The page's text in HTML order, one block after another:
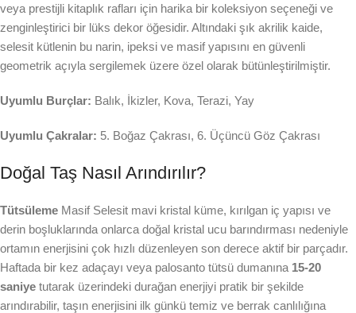
veya prestijli kitaplık rafları için harika bir koleksiyon seçeneği ve
zenginleştirici bir lüks dekor öğesidir. Altındaki şık akrilik kaide,
selesit kütlenin bu narin, ipeksi ve masif yapısını en güvenli
geometrik açıyla sergilemek üzere özel olarak bütünleştirilmiştir.
Uyumlu Burçlar: Balık, İkizler, Kova, Terazi, Yay
Uyumlu Çakralar: 5. Boğaz Çakrası, 6. Üçüncü Göz Çakrası
Doğal Taş Nasıl Arındırılır?
Tütsüleme Masif Selesit mavi kristal küme, kırılgan iç yapısı ve
derin boşluklarında onlarca doğal kristal ucu barındırması nedeniyle
ortamın enerjisini çok hızlı düzenleyen son derece aktif bir parçadır.
Haftada bir kez adaçayı veya palosanto tütsü dumanına 15-20
saniye tutarak üzerindeki durağan enerjiyi pratik bir şekilde
arındırabilir, taşın enerjisini ilk günkü temiz ve berrak canlılığına